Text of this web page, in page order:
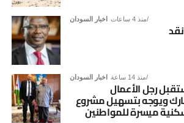
اخبار السودان منذ 4 ساعات
اخبار السودان منذ 14 ساعة
رجل الأعمال
ويوجه بتسهيل مشروع